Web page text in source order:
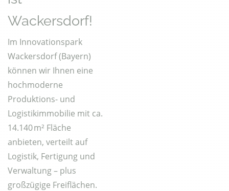
Wackersdorf!
Im Innovationspark
Wackersdorf (Bayern)
können wir Ihnen eine
hochmoderne
Produktions- und
Logistikimmobilie mit ca.
14.140 m² Fläche
anbieten, verteilt auf
Logistik, Fertigung und
Verwaltung – plus
großzügige Freiflächen.